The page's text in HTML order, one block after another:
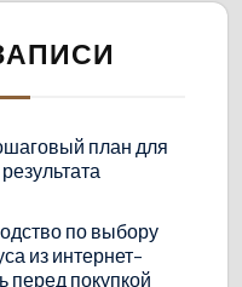
план для
по выбору
из интернет-
перед покупкой